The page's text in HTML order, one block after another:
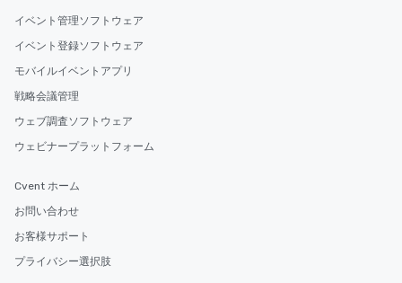
イベント管理ソフトウェア
イベント登録ソフトウェア
モバイルイベントアプリ
戦略会議管理
ウェブ調査ソフトウェア
ウェビナープラットフォーム
Cvent ホーム
お問い合わせ
お客様サポート
プライバシー選択肢